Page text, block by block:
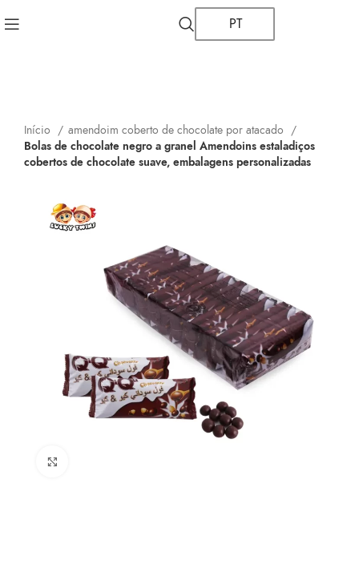
PT
Início
amendoim coberto de chocolate por atacado
Bolas de chocolate negro a granel Amendoins estaladiços
cobertos de chocolate suave, embalagens personalizadas